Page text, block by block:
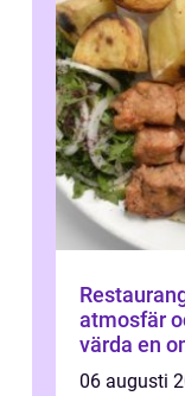
atmosfär
värda en
06 augusti